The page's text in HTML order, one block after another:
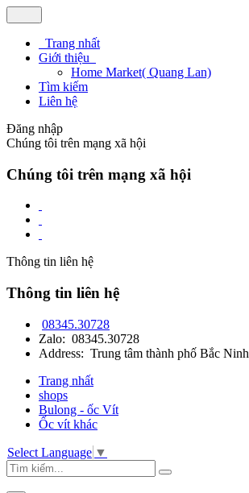
Trang nhất
Giới thiệu
Home Market( Quang Lan)
Tìm kiếm
Liên hệ
Đăng nhập
Chúng tôi trên mạng xã hội
Chúng tôi trên mạng xã hội
Thông tin liên hệ
Thông tin liên hệ
08345.30728
Zalo: 08345.30728
Address: Trung tâm thành phố Bắc Ninh
Trang nhất
shops
Bulong - ốc Vít
Ốc vít khác
Select Language ▼